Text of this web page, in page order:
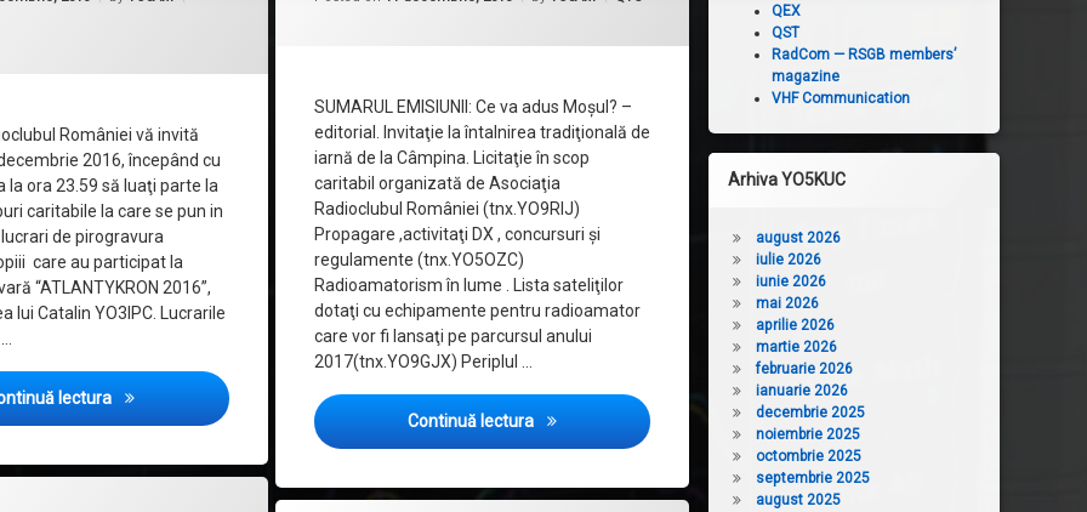
României vă invită
2016, începând cu
la ora 23.59 să luaţi parte la
caritabile la care se pun in
de pirogravura
care au participat la
“ATLANTYKRON 2016”,
lui Catalin YO3IPC. Lucrarile
lectura Putem întinde din nou o mâna ?
SUMARUL EMISIUNII: Ce va adus Moşul? –
editorial. Invitaţie la întalnirea tradiţională de
iarnă de la Câmpina. Licitaţie în scop
caritabil organizată de Asociaţia
Radioclubul României (tnx.YO9RIJ)
Propagare ,activitaţi DX , concursuri şi
regulamente (tnx.YO5OZC)
Radioamatorism în lume . Lista sateliţilor
dotaţi cu echipamente pentru radioamator
care vor fi lansaţi pe parcursul anului
2017(tnx.YO9GJX) Periplul …
Continuă lectura QTC 262 – 11.12.2016
QEX
QST
RadCom — RSGB members’
magazine
VHF Communication
Arhiva YO5KUC
august 2026
iulie 2026
iunie 2026
mai 2026
aprilie 2026
martie 2026
februarie 2026
ianuarie 2026
decembrie 2025
noiembrie 2025
octombrie 2025
septembrie 2025
august 2025